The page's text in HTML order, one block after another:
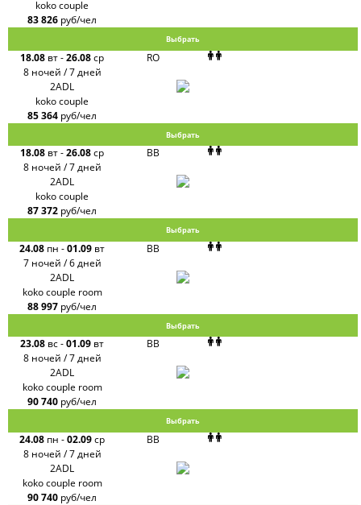
koko couple
83 826 руб/чел
Выбрать
18.08 вт-26.08ср
8 ночей / 7 дней
RO
2ADL
koko couple
85 364 руб/чел
Выбрать
18.08 вт-26.08ср
8 ночей / 7 дней
BB
2ADL
koko couple
87 372 руб/чел
Выбрать
24.08 пн -01.09 вт
7 ночей / 6 дней
BB
2ADL
koko couple room
88 997 руб/чел
Выбрать
23.08 вс-01.09 вт
8 ночей / 7 дней
BB
2ADL
koko couple room
90 740 руб/чел
Выбрать
24.08 пн -02.09ср
8 ночей / 7 дней
BB
2ADL
koko couple room
90 740 руб/чел